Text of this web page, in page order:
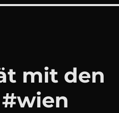
mit den